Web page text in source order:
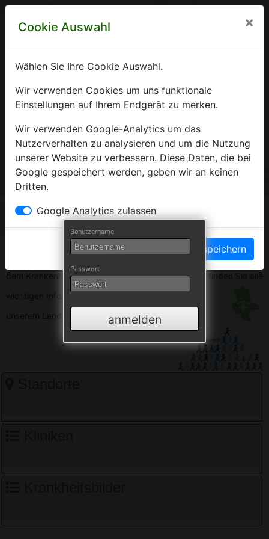
Krankenhausverzeichnis
Sachsen-Anhalt
Ein Service der Krankenhausgesellschaft Sachsen-Anhalt
e.V.
Herzlich Willkommen auf den Seiten der
Krankenhäuser Sachsen-Anhalts
Die Krankenhausgesellschaft Sachsen-Anhalt begrüßt Sie auf
dem Krankenhausverzeichnis Sachsen-Anhalt. Hier finden Sie alle
Benutzername
Passwort
anmelden
Cookie Auswahl ×
Wählen Sie Ihre Cookie Auswahl.
Wir verwenden Cookies um uns funktionale
Einstellungen auf Ihrem Endgerät zu merken.
Wir verwenden Google-Analytics um das
Nutzerverhalten zu analysieren und um die Nutzung
unserer Website zu verbessern. Diese Daten, die bei
Google gespeichert werden, geben wir an keinen
Dritten.
Google Analytics zulassen
Einstellungen speichern